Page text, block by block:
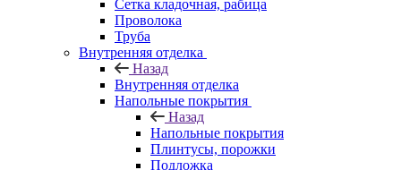
Сетка кладочная, рабица
Проволока
Труба
Внутренняя отделка
Назад
Внутренняя отделка
Напольные покрытия
Назад
Напольные покрытия
Плинтусы, порожки
Подложка